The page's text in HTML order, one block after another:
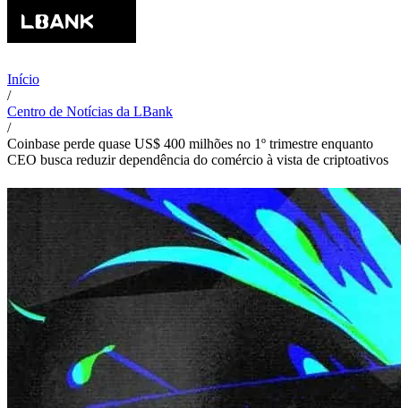
Início
/
Centro de Notícias da LBank
/
Coinbase perde quase US$ 400 milhões no 1º trimestre enquanto
CEO busca reduzir dependência do comércio à vista de criptoativos